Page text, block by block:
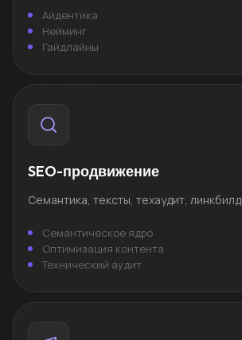
Айдентика
Нейминг
Гайдлайны
SEO-продвижение
Семантика, тексты, техаудит,
Семантическое ядро
Оптимизация контента
Технический аудит